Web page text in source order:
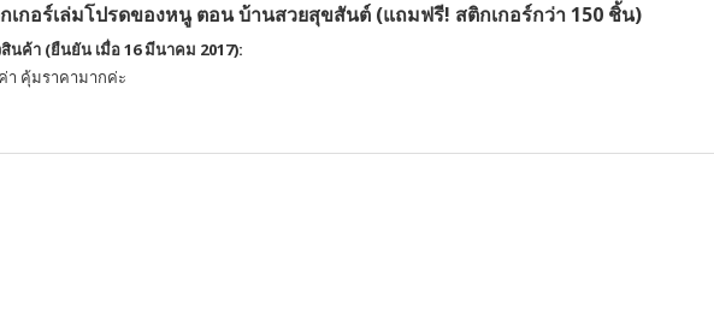
เกอร์เล่มโปรดของหนู ตอน บ้านสวยสุขสันต์ (แถมฟรี! สติกเกอร์กว่า 150 ชิ้น)
นค้า (ยืนยัน เมื่อ 16 มีนาคม 2017):
า คุ้มราคามากค่ะ